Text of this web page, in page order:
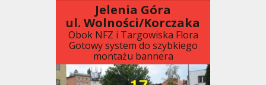
Jelenia Góra
ul. Wolności/Korczaka
Obok NFZ i Targowiska Flora
Gotowy system do szybkiego
montażu bannera